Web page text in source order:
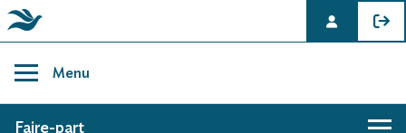
content
Menu
AVIS DE DÉCÈS DE ANDRÉ, HENRI,
Faire-part